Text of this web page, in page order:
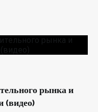
рынка и
(видео)